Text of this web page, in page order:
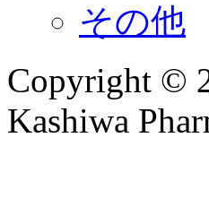
その他
Copyright ©
Kashiwa